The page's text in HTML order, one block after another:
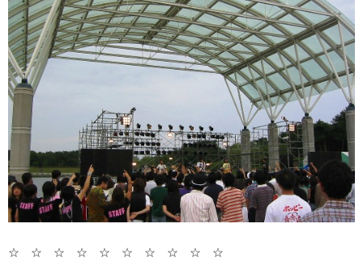
☆ ☆ ☆ ☆ ☆ ☆ ☆ ☆ ☆ ☆